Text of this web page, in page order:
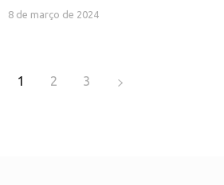
8 de março de 2024
1 2 3